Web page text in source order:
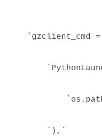
`gzclient_cmd
    `),`